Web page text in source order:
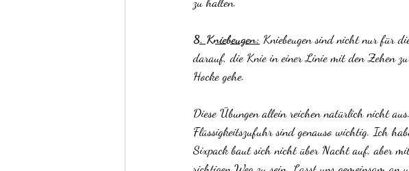
8. Kniebeugen: Kniebeugen sind nicht nur für
darauf, die Knie in einer Linie mit den Zehen
Hocke gehe.
Diese Übungen allein reichen natürlich nicht
Flüssigkeitszufuhr sind genauso wichtig. Ich
Sixpack baut sich nicht über Nacht auf, aber